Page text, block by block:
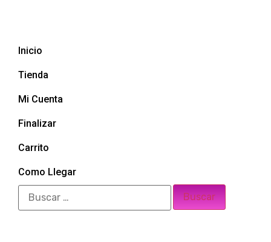
Inicio
Tienda
Mi Cuenta
Finalizar
Carrito
Como Llegar